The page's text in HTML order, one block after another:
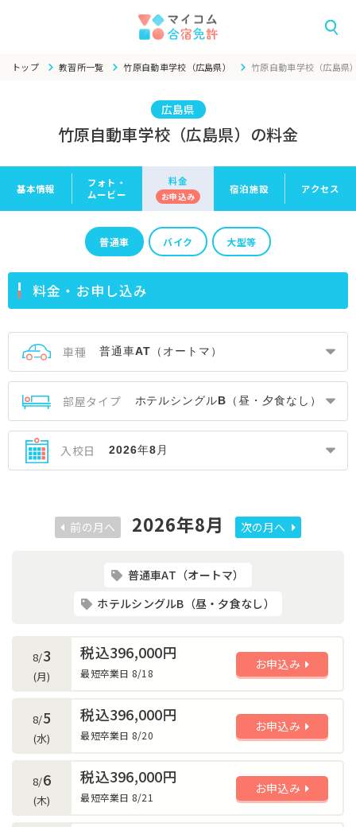
トップ 教習所一覧 竹原自動車学校（広島県） 竹原自動車学校（広島県
広島県
竹原自動車学校（広島県）の料金
基本情報
フォト・
ムービー
料金
お申込み
宿泊施設 アクセス
普通車 バイク 大型等
料金・お申し込み
車種
部屋タイプ
入校日
前の月へ 2026年8月 次の月へ
普通車AT（オートマ）
ホテルシングルB（昼・夕食なし）
8/3
(月)
税込396,000円
最短卒業日 8/18
お申込み
8/5
(水)
税込396,000円
最短卒業日 8/20
お申込み
8/6
(木)
税込396,000円
最短卒業日 8/21
お申込み